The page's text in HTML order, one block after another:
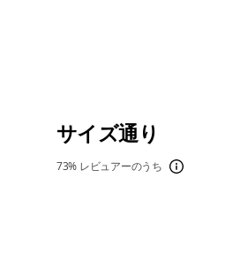
サイズ通り
73% レビュアーのうち